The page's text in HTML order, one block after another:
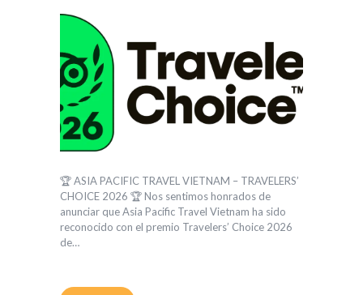
🏆 ASIA PACIFIC TRAVEL VIETNAM – TRAVELERS’
CHOICE 2026 🏆 Nos sentimos honrados de
anunciar que Asia Pacific Travel Vietnam ha sido
reconocido con el premio Travelers’ Choice 2026
de…